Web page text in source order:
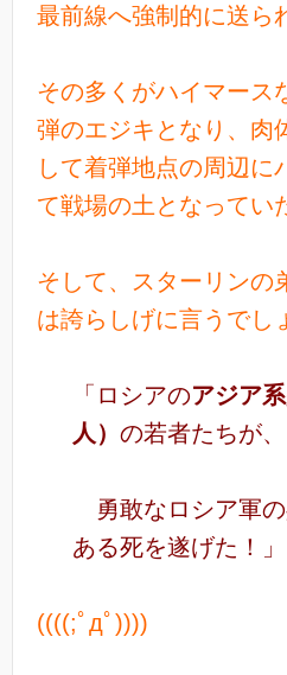
最前線へ強制的に送ら
その多くがハイマース
弾のエジキとなり、肉
して着弾地点の周辺に
て戦場の土となってい
そして、スターリンの
は誇らしげに言うでし
「ロシアのアジア
人） の若者たちが、
勇敢なロシア軍
ある死を遂げた！」
((((;ﾟдﾟ))))